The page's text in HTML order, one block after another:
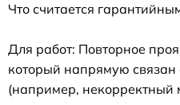
Что считается
Для работ: Повторное
который напрямую
(например, некорректный